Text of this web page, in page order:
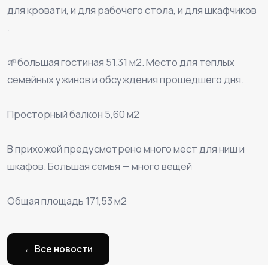
для кровати, и для рабочего стола, и для шкафчиков
.
🌱большая гостиная 51.31 м2. Место для теплых
семейных ужинов и обсуждения прошедшего дня.
Просторный балкон 5,60 м2
В прихожей предусмотрено много мест для ниш и
шкафов. Большая семья — много вещей
Общая площадь 171,53 м2
← Все новости